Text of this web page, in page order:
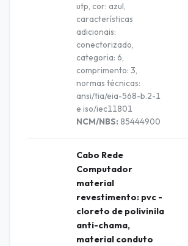
utp, cor: azul,
características
adicionais:
conectorizado,
categoria: 6,
comprimento: 3,
normas técnicas:
ansi/tia/eia-568-b.2-1
e iso/iec11801
NCM/NBS: 85444900
Cabo Rede
Computador
material
revestimento: pvc -
cloreto de polivinila
anti-chama,
material conduto